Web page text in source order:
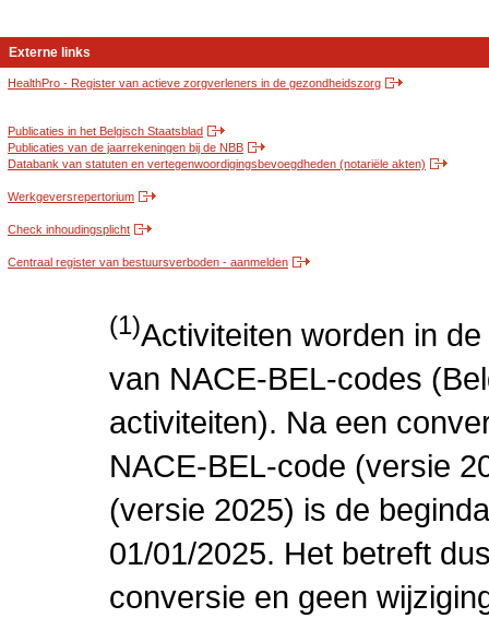
Externe links
HealthPro - Register van actieve zorgverleners in de gezondheidszorg
Publicaties in het Belgisch Staatsblad
Publicaties van de jaarrekeningen bij de NBB
Databank van statuten en vertegenwoordigingsbevoegdheden (notariële akten)
Werkgeversrepertorium
Check inhoudingsplicht
Centraal register van bestuursverboden - aanmelden
(1)Activiteiten worden in
van NACE-BEL-codes
activiteiten). Na een
NACE-BEL-code (versie
(versie 2025) is de
01/01/2025. Het betreft
conversie en geen